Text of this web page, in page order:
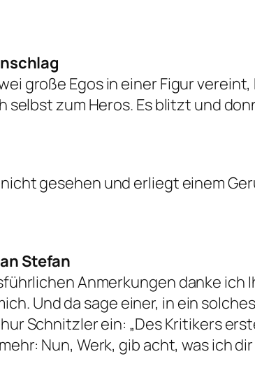
große Egos in einer Figur
selbst zum Heros. Es blitzt und
gesehen und erliegt einem
Stefan
Anmerkungen danke ich
Und da sage einer, in ein
Schnitzler ein: „Des Kritikers
Nun, Werk, gib acht, was ich